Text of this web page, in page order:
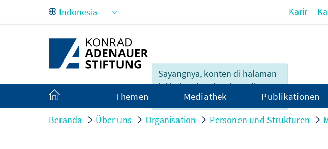
Skip to Main Content
Sayangnya, konten di halaman
ini belum lengkap tersedia
dalam Indonesia.
Karir
Themen Mediathek Publikationen
Beranda Über uns Organisation Personen und Strukturen